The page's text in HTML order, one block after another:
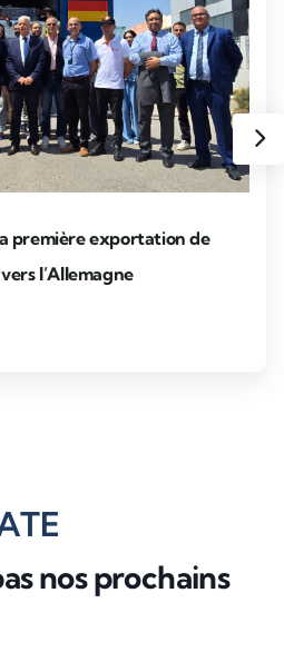
première exportation de
l’Allemagne
nos prochains